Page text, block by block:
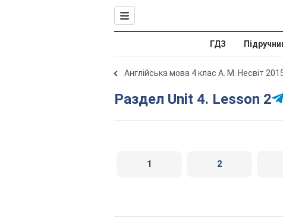
ГДЗ
Англійська мова 4 клас А. М. Несвіт
Раздел Unit 4. Lesson 2
1 2